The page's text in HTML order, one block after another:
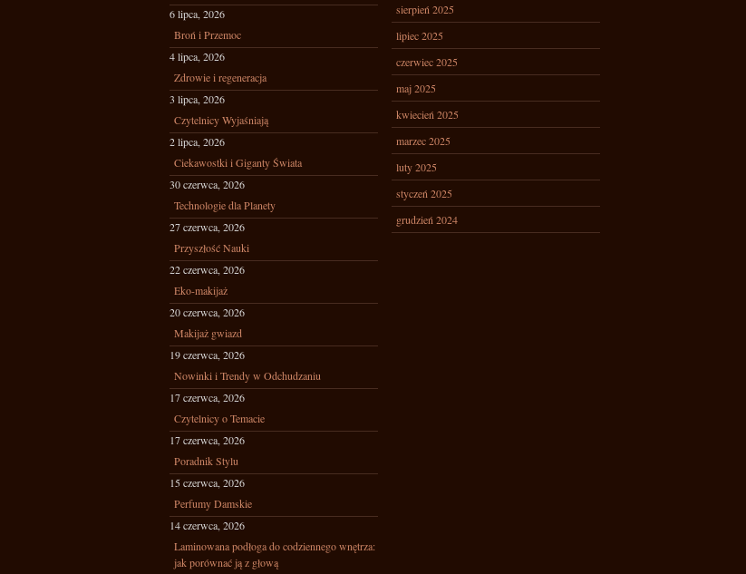
6 lipca, 2026
Broń i Przemoc
4 lipca, 2026
Zdrowie i regeneracja
3 lipca, 2026
Czytelnicy Wyjaśniają
2 lipca, 2026
Ciekawostki i Giganty Świata
30 czerwca, 2026
Technologie dla Planety
27 czerwca, 2026
Przyszłość Nauki
22 czerwca, 2026
Eko-makijaż
20 czerwca, 2026
Makijaż gwiazd
19 czerwca, 2026
Nowinki i Trendy w Odchudzaniu
17 czerwca, 2026
Czytelnicy o Temacie
17 czerwca, 2026
Poradnik Stylu
15 czerwca, 2026
Perfumy Damskie
14 czerwca, 2026
Laminowana podłoga do codziennego wnętrza:
jak porównać ją z głową
sierpień 2025
lipiec 2025
czerwiec 2025
maj 2025
kwiecień 2025
marzec 2025
luty 2025
styczeń 2025
grudzień 2024